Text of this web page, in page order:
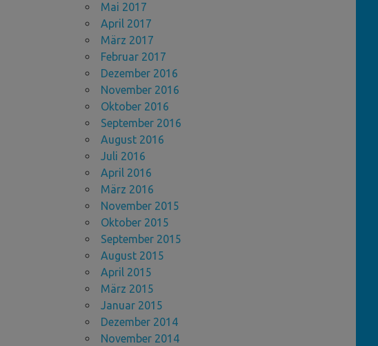
Mai 2017
April 2017
März 2017
Februar 2017
Dezember 2016
November 2016
Oktober 2016
September 2016
August 2016
Juli 2016
April 2016
März 2016
November 2015
Oktober 2015
September 2015
August 2015
April 2015
März 2015
Januar 2015
Dezember 2014
November 2014